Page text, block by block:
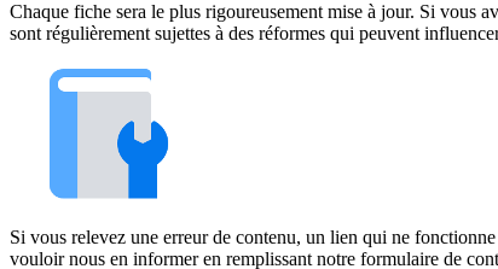
Chaque fiche sera le plus rigoureusement mise à jour. Si vous
sont régulièrement sujettes à des réformes qui peuvent
Si vous relevez une erreur de contenu, un lien qui ne
vouloir nous en informer en remplissant notre formulaire de